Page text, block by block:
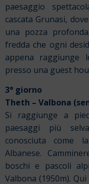
paesaggio
cascata Grunasi,
una pozza
fredda che ogni
appena raggiunge
presso una guest
3° giorno
Theth – Valbona
Si raggiunge a
paesaggi più
conosciuta come
Albanese.
boschi e pascoli
Valbona (1950m).